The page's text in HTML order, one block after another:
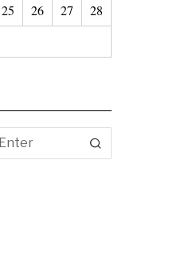
25 26 27
28